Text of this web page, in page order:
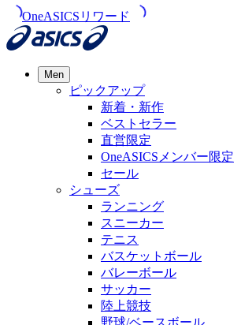
OneASICSリワード
Men
ピックアップ
新着・新作
ベストセラー
直営限定
OneASICSメンバー限定
セール
シューズ
ランニング
スニーカー
テニス
バスケットボール
バレーボール
サッカー
陸上競技
野球/ベースボール